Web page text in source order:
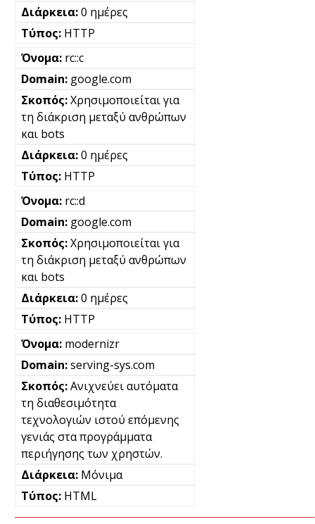
0 ημέρες
HTTP
rc::c
google.com
Χρησιμοποιείται για
τη διάκριση μεταξύ ανθρώπων
και bots
0 ημέρες
HTTP
rc::d
google.com
Χρησιμοποιείται για
τη διάκριση μεταξύ ανθρώπων
και bots
0 ημέρες
HTTP
modernizr
serving-sys.com
Ανιχνεύει αυτόματα
τη διαθεσιμότητα
τεχνολογιών ιστού επόμενης
γενιάς στα προγράμματα
περιήγησης των χρηστών.
Μόνιμα
HTML